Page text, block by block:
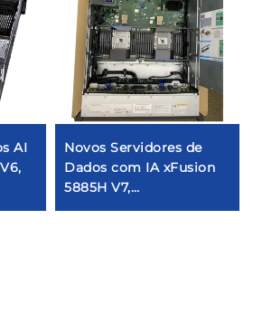
AI
Novos Servidores de
Dados com IA xFusion
5885H V7,
Armazenamento GPU,